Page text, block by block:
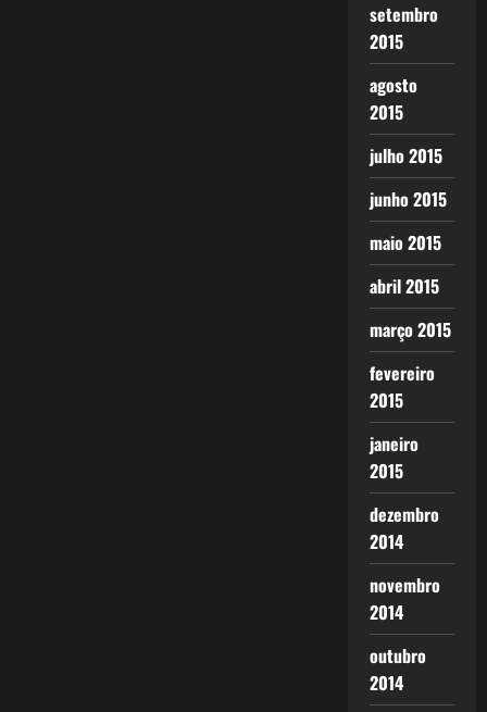
setembro
2015
agosto
2015
julho 2015
junho 2015
maio 2015
abril 2015
março 2015
fevereiro
2015
janeiro
2015
dezembro
2014
novembro
2014
outubro
2014